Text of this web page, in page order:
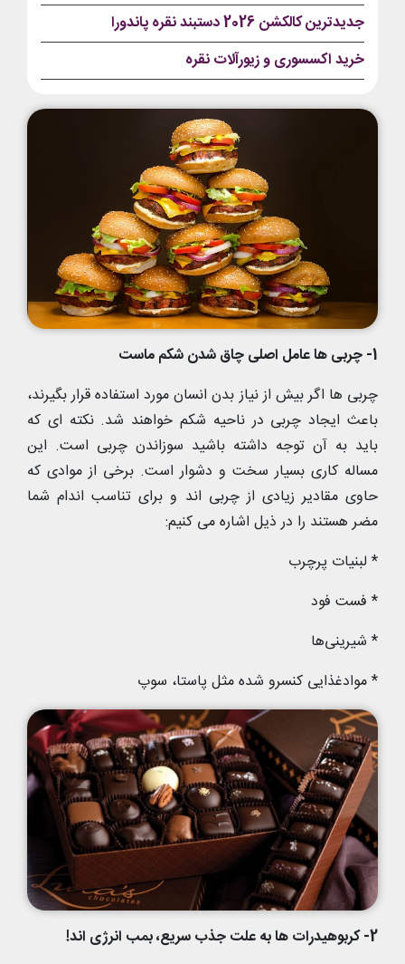
جدیدترین کالکشن 2026 دستبند نقره پاندورا
خرید اکسسوری و زیورآلات نقره
1- چربی ها عامل اصلی چاق شدن شکم ماست
چربی ها اگر بیش از نیاز بدن انسان مورد استفاده قرار بگیرند،
باعث ایجاد چربی در ناحیه شکم خواهند شد. نکته ای که
باید به آن توجه داشته باشید سوزاندن چربی است. این
مساله کاری بسیار سخت و دشوار است. برخی از موادی که
حاوی مقادیر زیادی از چربی اند و برای تناسب اندام شما
مضر هستند را در ذیل اشاره می کنیم:
* لبنیات پرچرب
* فست ‌فود
* شیرینی‌ها
* موادغذایی کنسرو شده مثل پاستا، سوپ
2- کربوهیدرات ها به علت جذب سریع، بمب انرژی اند!